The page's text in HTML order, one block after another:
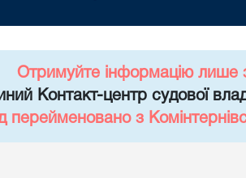
Отримуйте інформацію лише
Контакт-центр судової
перейменовано з